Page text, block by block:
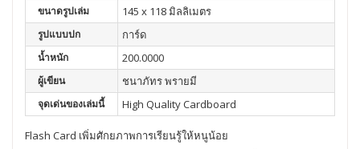
ขนาดรูปเล่ม 145 x 118 มิลลิเมตร
รูปแบบปก การ์ด
น้ำหนัก 200.0000
ผู้เขียน ชนาภัทร พรายมี
จุดเด่นของเล่มนี้ High Quality Cardboard
Flash Card เพิ่มศักยภาพการเรียนรู้ให้หนูน้อย